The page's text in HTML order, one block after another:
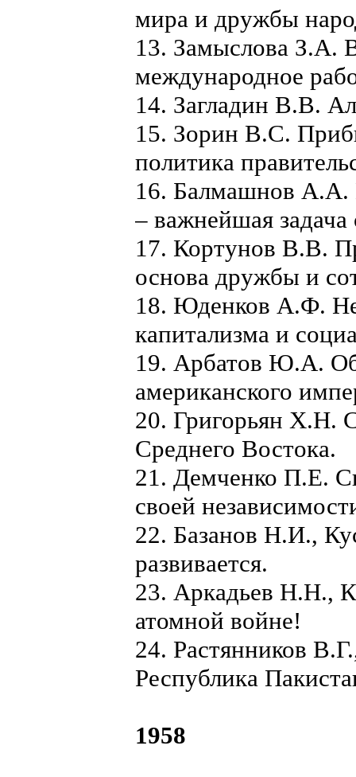
мира и дружбы
13. Замыслова З.А.
международное
14. Загладин В.В.
15. Зорин В.С.
политика
16. Балмашнов А.А.
– важнейшая
17. Кортунов В.В.
основа дружбы и
18. Юденков А.Ф.
капитализма и
19. Арбатов Ю.А. Об
американского
20. Григорьян X.Н.
Среднего Востока.
21. Демченко П.Е.
своей
22. Базанов Н.И.,
развивается.
23. Аркадьев Н.Н.,
атомной войне!
24. Растянников
Республика
1958